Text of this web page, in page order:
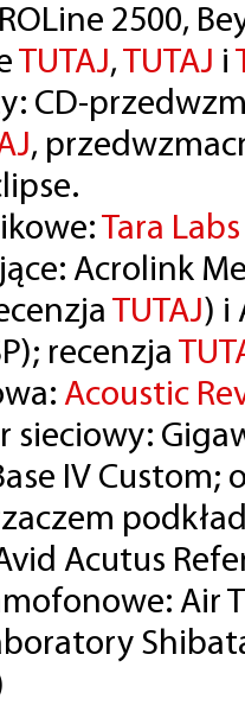
2500,
TUTAJ, TUTAJ i
CD-
,
Tara
Acrolink
TUTAJ) i
recenzja
Acoustic
sieciowy:
IV Custom;
Acutus
Air